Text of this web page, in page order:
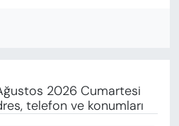
2026 Cumartesi
telefon ve konumları